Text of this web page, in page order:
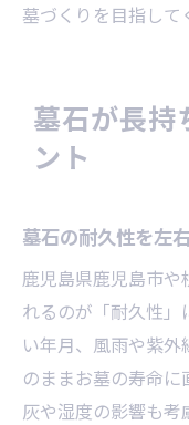
墓づくりを目指して
墓石が長持
ント
墓石の耐久性を左
鹿児島県鹿児島市
れるのが「耐久性」
い年月、風雨や紫
のままお墓の寿命
灰や湿度の影響も考